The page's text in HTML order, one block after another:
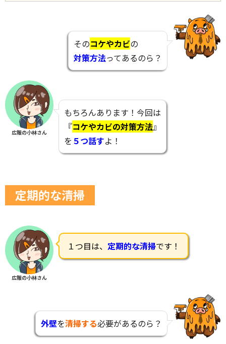
そのコケやカビの
対策方法ってあるのら？
広報の小林さん
もちろんあります！今回は
『コケやカビの対策方法』
を ５つ話すよ！
定期的な清掃
広報の小林さん
１つ目は、 定期的な清掃です！
外壁を清掃する必要があるのら？